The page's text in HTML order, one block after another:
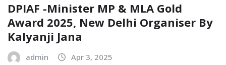
DPIAF -Minister MP & MLA Gold
Award 2025, New Delhi Organiser By
Kalyanji Jana
admin Apr 3, 2025